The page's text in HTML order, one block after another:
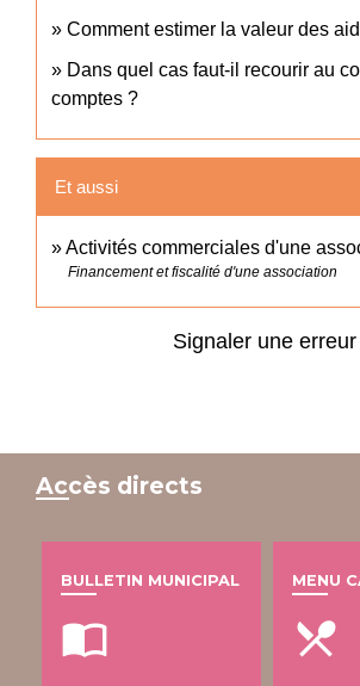
Comment estimer la valeur des
Dans quel cas faut-il recourir au
comptes ?
Et aussi
Activités commerciales d'une
Financement et fiscalité d'une association
Signaler une
Accès directs
BULLETIN MUNICIPAL
import_contacts
MENU
local_dining